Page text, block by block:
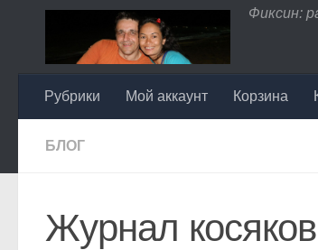
Перейти к содержимому
Фиксин:
Рубрики Мой аккаунт Корзина
БЛОГ
Журнал